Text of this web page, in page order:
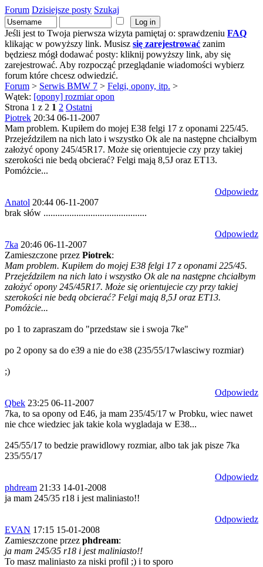
Forum Dzisiejsze posty Szukaj
Jeśli jest to Twoja pierwsza wizyta pamiętaj o: sprawdzeniu FAQ
klikając w powyższy link. Musisz się zarejestrować zanim
będziesz mógł dodawać posty: kliknij powyższy link, aby się
zarejestrować. Aby rozpocząć przeglądanie wiadomości wybierz
forum które chcesz odwiedzić.
Forum > Serwis BMW 7 > Felgi, opony, itp. >
Wątek: [opony] rozmiar opon
Strona 1 z 2 1 2 Ostatni
Piotrek 20:34 06-11-2007
Mam problem. Kupiłem do mojej E38 felgi 17 z oponami 225/45.
Przejeździlem na nich lato i wszystko Ok ale na następne chciałbym
założyć opony 245/45R17. Może się orientujecie czy przy takiej
szerokości nie bedą obcierać? Felgi mają 8,5J oraz ET13.
Pomóżcie...
Odpowiedz
Anatol 20:44 06-11-2007
brak słów ............................................
Odpowiedz
7ka 20:46 06-11-2007
Zamieszczone przez Piotrek:
Mam problem. Kupiłem do mojej E38 felgi 17 z oponami 225/45.
Przejeździlem na nich lato i wszystko Ok ale na następne chciałbym
założyć opony 245/45R17. Może się orientujecie czy przy takiej
szerokości nie bedą obcierać? Felgi mają 8,5J oraz ET13.
Pomóżcie...
po 1 to zapraszam do "przedstaw sie i swoja 7ke"
po 2 opony sa do e39 a nie do e38 (235/55/17wlasciwy rozmiar)
;)
Odpowiedz
Qbek 23:25 06-11-2007
7ka, to sa opony od E46, ja mam 235/45/17 w Probku, wiec nawet
nie chce wiedziec jak takie kola wygladaja w E38...
245/55/17 to bedzie prawidlowy rozmiar, albo tak jak pisze 7ka
235/55/17
Odpowiedz
phdream 21:33 14-01-2008
ja mam 245/35 r18 i jest maliniasto!!
Odpowiedz
EVAN 17:15 15-01-2008
Zamieszczone przez phdream:
ja mam 245/35 r18 i jest maliniasto!!
To masz maliniasto za niski profil ;) i to sporo